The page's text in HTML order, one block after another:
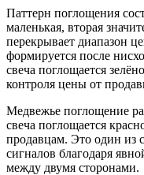
Паттерн поглощения
маленькая, вторая
перекрывает диапазон
формируется после
свеча поглощается
контроля цены от
Медвежье поглощение
свеча поглощается
продавцам. Это один из
сигналов благодаря
между двумя сторонами.